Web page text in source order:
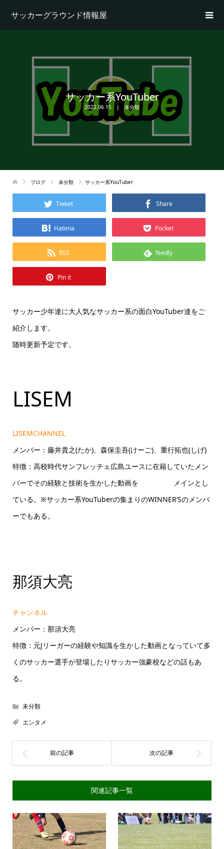
サッカーグラウンド情報屋
サッカー系YouTuber
2022.06.15 未分類
ブログ 未分類 サッカー系YouTuber
Tweet Share
Hatena Pocket
RSS feedly
Pin it
サッカー少年達に大人気なサッカー系の面白YouTuber達をご
紹介します。
随時更新予定です。
LISEM
LISEMCHANNEL
メンバー：藤井貴之(たか)、森保圭吾(けーご)、重行拓也(しげ)
特徴：高校時代サンフレッチェ広島ユースに在籍していたメン
バーでその経験と技術を生かした動画を メインとし
ている。※サッカー系YouTuberの集まりのWINNER’Sのメンバ
ーでもある。
那須大亮
チャンネル
メンバー：那須大亮
特徴：元Jリーガーの経験や知識を生かした動画となっていて多
くのサッカー選手が登場したりサッカー強豪校などの話もあ
る。
未分類
エンタメ
関連記事一覧